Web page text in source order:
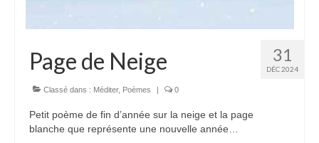
31
DÉC 2024
Page de Neige
Classé dans : Méditer, Poèmes 0
Petit poème de fin d’année sur la neige et la page
blanche que représente une nouvelle année…